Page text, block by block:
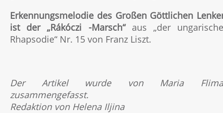
Erkennungsmelodie des Großen Göttlichen
ist der „Rákóczi -Marsch“aus „der
Rhapsodie“ Nr. 15 von Franz Liszt.
Der Artikel wurde von Maria
zusammengefasst.
Redaktion von Helena Iljina